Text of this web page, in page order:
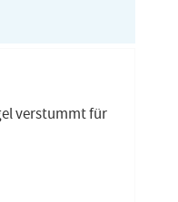
verstummt für